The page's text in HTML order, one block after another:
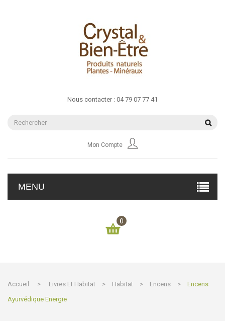
Nous contacter : 04 79 07 77 41
Mon Compte
MENU
0
Accueil > Livres Et Habitat > Habitat > Encens >
Encens
Ayurvédique Energie